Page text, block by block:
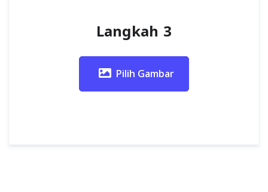
Langkah 3
Pilih Gambar